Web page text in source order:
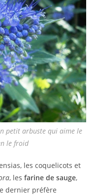
petit arbuste qui aime le
le froid
les coquelicots et
, lesfarine de sauge,
dernier préfère